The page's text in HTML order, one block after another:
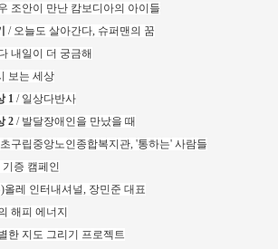
조안이 만난 캄보디아의 아이들
/ 오늘도 살아간다, 슈퍼맨의 꿈
내일이 더 궁금해
보는 세상
1 / 일상다반사
2 / 발달장애인을 만났을 때
구립중앙노인종합복지관, '통하는' 사람들
기증 캠페인
올레 인터내셔널, 장민준 대표
해피 에너지
한 지도 그리기 프로젝트